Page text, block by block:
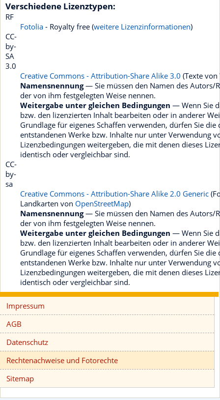
Verschiedene Lizenztypen:
RF
Fotolia - Royalty free (weitere Lizenzinformationen)
CC-
by-
SA
3.0
Creative Commons - Attribution-Share Alike 3.0 (Texte von
Namensnennung— Sie müssen den Namen des Autors/
der von ihm festgelegten Weise nennen.
Weitergabe unter gleichen Bedingungen — Wenn Sie
bzw. den lizenzierten Inhalt bearbeiten oder in anderer
Grundlage für eigenes Schaffen verwenden, dürfen Sie
entstandenen Werke bzw. Inhalte nur unter Verwendung
Lizenzbedingungen weitergeben, die mit denen dieses
identisch oder vergleichbar sind.
CC-
by-
sa
Creative Commons - Attribution-Share Alike 2.0 Generic
Landkarten von OpenStreetMap)
Namensnennung— Sie müssen den Namen des Autors/
der von ihm festgelegten Weise nennen.
Weitergabe unter gleichen Bedingungen — Wenn Sie
bzw. den lizenzierten Inhalt bearbeiten oder in anderer
Grundlage für eigenes Schaffen verwenden, dürfen Sie
entstandenen Werke bzw. Inhalte nur unter Verwendung
Lizenzbedingungen weitergeben, die mit denen dieses
identisch oder vergleichbar sind.
Impressum
AGB
Datenschutz
Rechtenachweise und Fotorechte
Sitemap